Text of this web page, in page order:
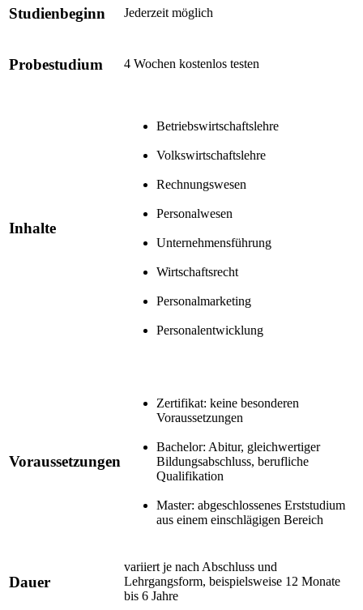
Studienbeginn Jederzeit möglich
Probestudium 4 Wochen kostenlos testen
Inhalte
Betriebswirtschaftslehre
Volkswirtschaftslehre
Rechnungswesen
Personalwesen
Unternehmensführung
Wirtschaftsrecht
Personalmarketing
Personalentwicklung
Voraussetzungen
Zertifikat: keine besonderen
Voraussetzungen
Bachelor: Abitur, gleichwertiger
Bildungsabschluss, berufliche
Qualifikation
Master: abgeschlossenes Erststudium
aus einem einschlägigen Bereich
Dauer
variiert je nach Abschluss und
Lehrgangsform, beispielsweise 12 Monate
bis 6 Jahre